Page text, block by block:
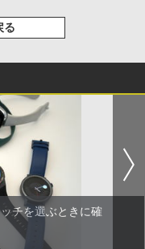
る
チを選ぶときに確